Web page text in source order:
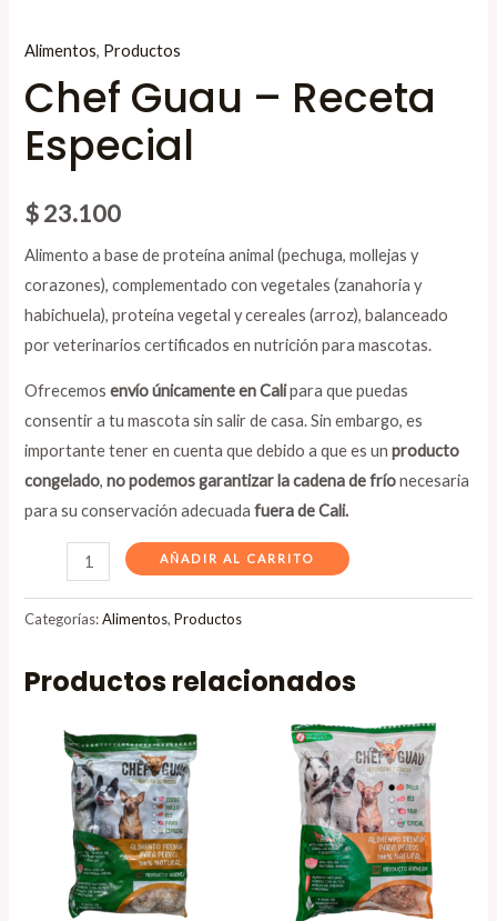
Alimentos, Productos
Chef Guau – Receta
Especial
$23.100
Alimento a base de proteína animal (pechuga, mollejas y
corazones), complementado con vegetales (zanahoria y
habichuela), proteína vegetal y cereales (arroz), balanceado
por veterinarios certificados en nutrición para mascotas.
Ofrecemosenvío únicamente en Calipara que puedas
consentir a tu mascota sin salir de casa. Sin embargo, es
importante tener en cuenta que debido a que es unproducto
congelado,no podemos garantizar la cadena de fríonecesaria
para su conservación adecuadafuera de Cali.
AÑADIR AL CARRITO
Categorías:Alimentos,Productos
Productos relacionados